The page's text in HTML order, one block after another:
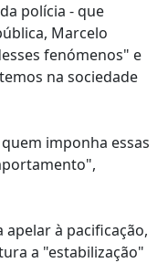
polícia - que
Marcelo
fenómenos" e
na sociedade
imponha essas
apelar à pacificação,
a "estabilização"